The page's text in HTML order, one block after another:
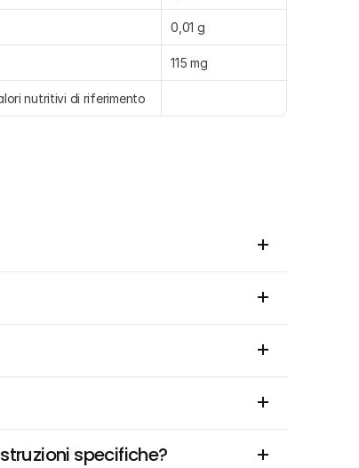
0,01 g
115 mg
nutritivi di riferimento
specifiche?